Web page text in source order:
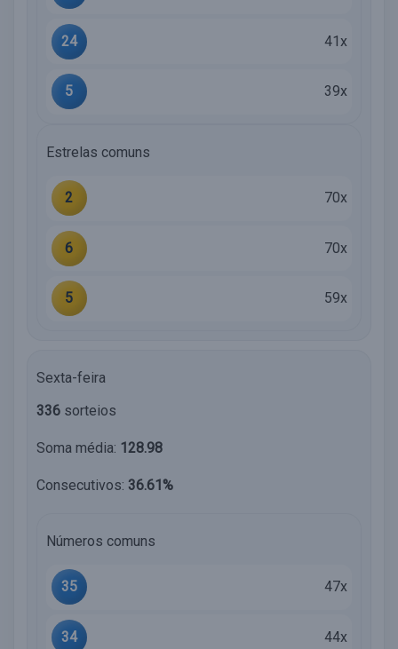
24 41x
5 39x
Estrelas comuns
2 70x
6 70x
5 59x
Sexta-feira
336 sorteios
Soma média: 128.98
Consecutivos: 36.61%
Números comuns
35 47x
34 44x